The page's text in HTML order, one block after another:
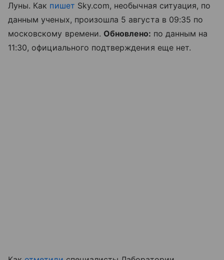
Луны. Как пишет Sky.com, необычная ситуация, по
данным ученых, произошла 5 августа в 09:35 по
московскому времени. Обновлено: по данным на
11:30, официального подтверждения еще нет.